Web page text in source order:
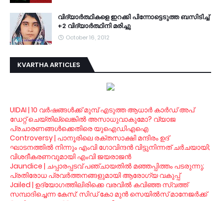
വി­ദ്യാര്‍­ത്ഥിക­ളെ ഇറ­ക്കി പി­ന്നോ­ട്ടെ­ടുത്ത ബ­സി­ടി­ച്ച്
+2 വി­ദ്യാര്‍­ത്ഥിനി മ­രി­ച്ചു
October 16, 2012
KVARTHA ARTICLES
UIDAI | 10 വര്‍ഷങ്ങള്‍ക്ക് മുമ്പ് എടുത്ത ആധാര്‍ കാര്‍ഡ് അപ്
ഡേറ്റ് ചെയ്തില്ലെങ്കില്‍ അസാധുവാകുമോ? വ്യാജ
പ്രചാരണങ്ങള്‍ക്കെതിരെ യുഐഡിഎഐ
Controversy | പാനൂരിലെ രക്തസാക്ഷി മന്ദിരം ഉദ്
ഘാടനത്തില്‍ നിന്നും എംവി ഗോവിന്ദന്‍ വിട്ടുനിന്നത് ചര്‍ചയായി;
വിശദീകരണവുമായി എംവി ജയരാജന്‍
Jaundice | ചപ്പാരപ്പടവ് പഞ്ചായതില്‍ മഞ്ഞപ്പിത്തം പടരുന്നു;
പ്രതിരോധ പ്രവര്‍ത്തനങ്ങളുമായി ആരോഗ്യ വകുപ്പ്
Jailed | ഉദ്യോഗത്തിലിരിക്കെ വരവില്‍ കവിഞ്ഞ സ്വത്ത്
സമ്പാദിച്ചെന്ന കേസ്: സിഡ് കോ മുന്‍ സെയില്‍സ് മാനേജര്‍ക്ക്